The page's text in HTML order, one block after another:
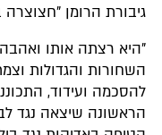
גיבורת הרומן "חצוצרה
"היא רצתה אותו ואהבה
השחורות והגדולות
להסכמה ועידוד,
הראשונה שיצאה נגד